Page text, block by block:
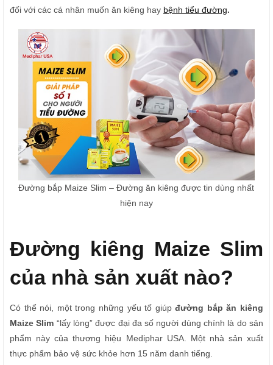
đối với các cá nhân muốn ăn kiêng hay bệnh tiểu đường.
Đường bắp Maize Slim – Đường ăn kiêng được tin dùng nhất
hiện nay
Đường kiêng Maize Slim
của nhà sản xuất nào?
Có thể nói, một trong những yếu tố giúpđường bắp ăn kiêng
Maize Slim “lấy lòng” được đại đa số người dùng chính là do sản
phẩm này của thương hiệu Mediphar USA. Một nhà sản xuất
thực phẩm bảo vệ sức khỏe hơn 15 năm danh tiếng.